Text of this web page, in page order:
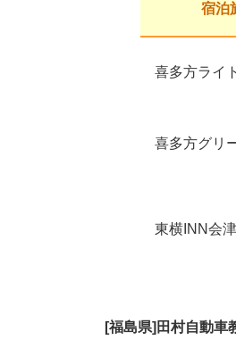
宿泊
喜多方ライ
喜多方グリ
東横INN会
[福島県]田村自動車